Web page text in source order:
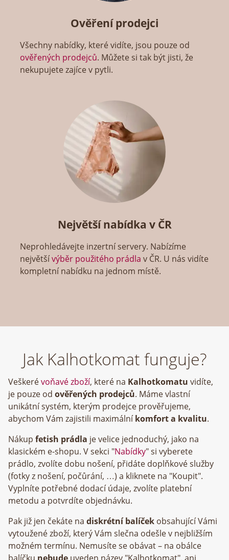
Ověření prodejci
Všechny nabídky, které vidíte, jsou pouze od
ověřených prodejců. Můžete si tak být jisti, že
nekupujete zajíce v pytli.
Největší nabídka v ČR
Neprohledávejte inzertní servery. Nabízíme
největšívýběr použitého prádla v ČR. U nás vidíte
kompletní nabídku na jednom místě.
Jak Kalhotkomat funguje?
Veškerévoňavé zboží, které na Kalhotkomatu vidíte,
je pouze od ověřených prodejců. Máme vlastní
unikátní systém, kterým prodejce prověřujeme,
abychom Vám zajistili maximálníkomfort a kvalitu.
Nákup fetish prádla je velice jednoduchý, jako na
klasickém e-shopu. V sekci "Nabídky" si vyberete
prádlo, zvolíte dobu nošení, přidáte doplňkové služby
(fotky z nošení, počůrání, …) a kliknete na "Koupit".
Vyplníte potřebné dodací údaje, zvolíte platební
metodu a potvrdíte objednávku.
Pak již jen čekáte na diskrétní balíček obsahující Vámi
vytoužené zboží, který Vám slečna odešle v nejbližším
možném termínu. Nemusíte se obávat – na obálce